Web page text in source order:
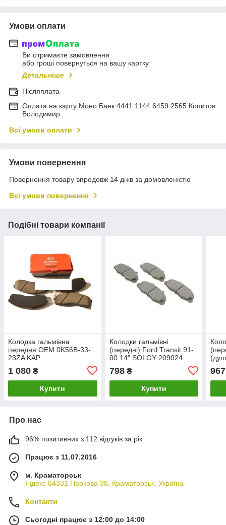
Умови оплати
Ви отримаєте замовлення
або гроші повернуться на вашу картку
Детальніше
Післяплата
Оплата на карту Моно Банк 4441 1144 6459 2565 Копитов
Володимир
Всі умови оплати
Умови повернення
Повернення товару впродовж 14 днів за домовленістю
Всі умови повернення
Подібні товари компанії
Колодка гальмівна
передня OEM 0K56B-33-
23ZA KAP
1 080 ₴
Купити
Колодки гальмівні
(передні) Ford Transit 91-
00 14" SOLGY 209024
798₴
Купити
967
Про нас
96% позитивних з 112 відгуків за рік
Працює з 11.07.2016
м. Краматорськ
Індекс 84331 Паркова 38, Краматорськ, Україна
Контакти
Сьогодні працює з 12:00 до 14:00